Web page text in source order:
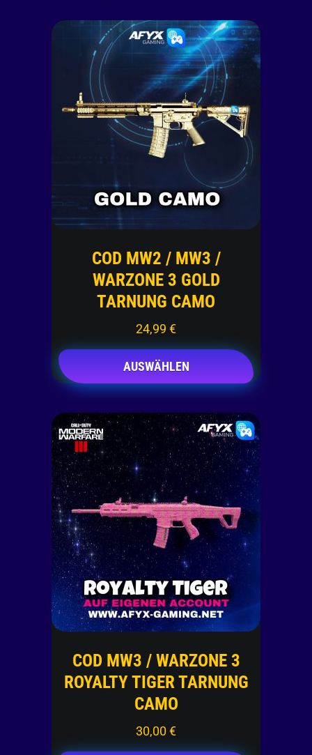
COD MW2 / MW3 /
WARZONE 3 GOLD
TARNUNG CAMO
24,99 €
AUSWÄHLEN
COD MW3 / WARZONE 3
ROYALTY TIGER TARNUNG
CAMO
30,00 €